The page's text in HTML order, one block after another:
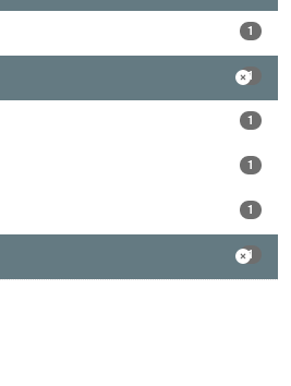
1
1
1
1
1
1